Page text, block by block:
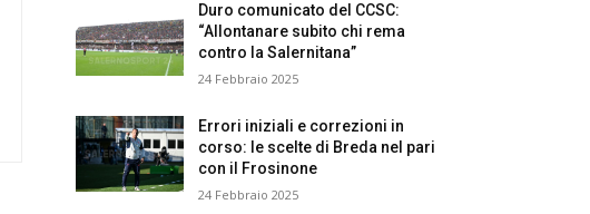
Duro comunicato del CCSC:
“Allontanare subito chi rema
contro la Salernitana”
24 Febbraio 2025
Errori iniziali e correzioni in
corso: le scelte di Breda nel pari
con il Frosinone
24 Febbraio 2025